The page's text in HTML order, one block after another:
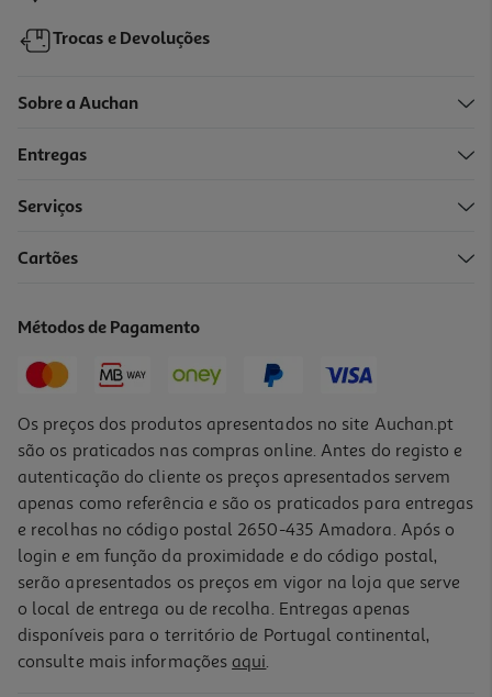
Insta360 Invisible Selfie Stick 1m
Trocas e Devoluções
Sobre a Auchan
Entregas
Serviços
Cartões
Métodos de Pagamento
Os preços dos produtos apresentados no site Auchan.pt
são os praticados nas compras online. Antes do registo e
autenticação do cliente os preços apresentados servem
apenas como referência e são os praticados para entregas
e recolhas no código postal 2650-435 Amadora. Após o
login e em função da proximidade e do código postal,
serão apresentados os preços em vigor na loja que serve
o local de entrega ou de recolha. Entregas apenas
disponíveis para o território de Portugal continental,
consulte mais informações aqui.